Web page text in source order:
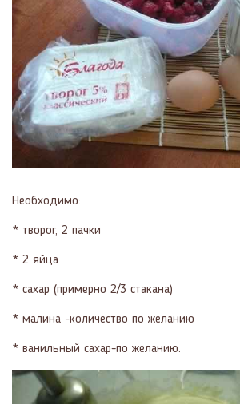
Необходимо:
* творог, 2 пачки
* 2 яйца
* сахар (примерно 2/3 стакана)
* малина -количество по желанию
* ванильный сахар-по желанию.